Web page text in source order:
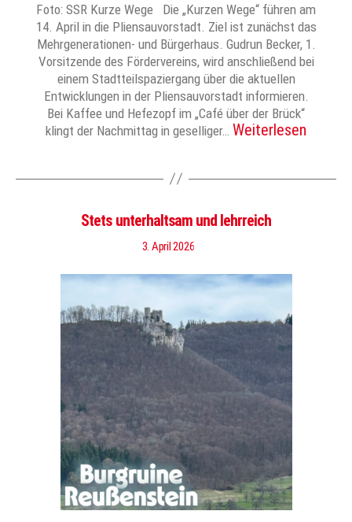
Foto: SSR Kurze Wege Die „Kurzen Wege“ führen am
14. April in die Pliensauvorstadt. Ziel ist zunächst das
Mehrgenerationen- und Bürgerhaus. Gudrun Becker, 1.
Vorsitzende des Fördervereins, wird anschließend bei
einem Stadtteilspaziergang über die aktuellen
Entwicklungen in der Pliensauvorstadt informieren.
Bei Kaffee und Hefezopf im „Café über der Brück“
klingt der Nachmittag in geselliger… Weiterlesen
Stets unterhaltsam und lehrreich
3. April 2026